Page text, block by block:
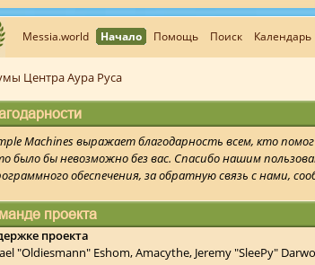
Messia.world Начало Помощь Поиск Календарь
Центра Аура Руса
Machines выражает благодарность всем, кто
было бы невозможно без вас. Спасибо нашим
обеспечения, за обратную связь с нами,
проекта
проекта
"Oldiesmann" Eshom, Amacythe, Jeremy "SleePy"